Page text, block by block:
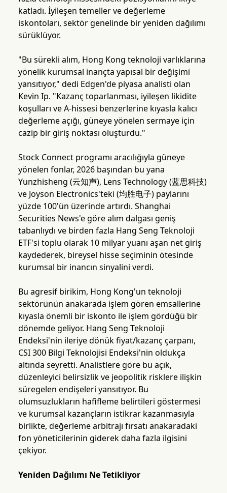
katladı. İyileşen temeller ve değerleme
iskontoları, sektör genelinde bir yeniden dağılımı
sürüklüyor.
"Bu sürekli alım, Hong Kong teknoloji varlıklarına
yönelik kurumsal inançta yapısal bir değişimi
yansıtıyor," dedi Edgen'de piyasa analisti olan
Kevin Ip. "Kazanç toparlanması, iyileşen likidite
koşulları ve A-hissesi benzerlerine kıyasla kalıcı
değerleme açığı, güneye yönelen sermaye için
cazip bir giriş noktası oluşturdu."
Stock Connect programı aracılığıyla güneye
yönelen fonlar, 2026 başından bu yana
Yunzhisheng (云知声), Lens Technology (蓝思科技)
ve Joyson Electronics'teki (均胜电子) paylarını
yüzde 100'ün üzerinde artırdı. Shanghai
Securities News'e göre alım dalgası geniş
tabanlıydı ve birden fazla Hang Seng Teknoloji
ETF'si toplu olarak 10 milyar yuanı aşan net giriş
kaydederek, bireysel hisse seçiminin ötesinde
kurumsal bir inancın sinyalini verdi.
Bu agresif birikim, Hong Kong'un teknoloji
sektörünün anakarada işlem gören emsallerine
kıyasla önemli bir iskonto ile işlem gördüğü bir
dönemde geliyor. Hang Seng Teknoloji
Endeksi'nin ileriye dönük fiyat/kazanç çarpanı,
CSI 300 Bilgi Teknolojisi Endeksi'nin oldukça
altında seyretti. Analistlere göre bu açık,
düzenleyici belirsizlik ve jeopolitik risklere ilişkin
süregelen endişeleri yansıtıyor. Bu
olumsuzlukların hafifleme belirtileri göstermesi
ve kurumsal kazançların istikrar kazanmasıyla
birlikte, değerleme arbitrajı fırsatı anakaradaki
fon yöneticilerinin giderek daha fazla ilgisini
çekiyor.
Yeniden Dağılımı Ne Tetikliyor